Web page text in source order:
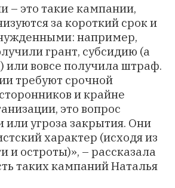
– это такие кампании,
за короткий срок и
например,
грант, субсидию (а
или вовсе получила штраф.
требуют срочной
и крайне
это вопрос
угроза закрытия. Они
характер (исходя из
и остроты)», – рассказала
таких кампаний Наталья